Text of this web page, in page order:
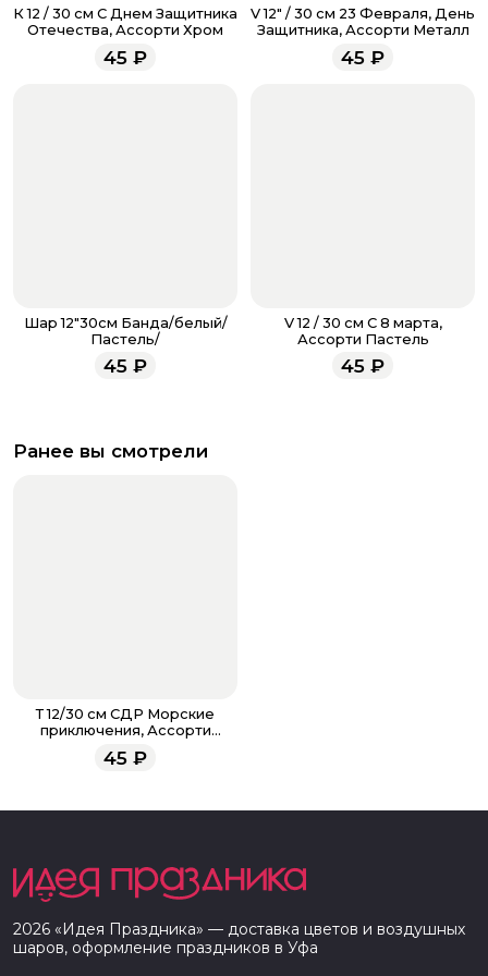
звоните по номеру телефона
8 (927) 936-71-86
или
напишите WhatsApp
+7 937 333-66-53. Наши
менеджеры работают ежедневно с 9.00 до 23.00 и
всегда рады проконсультировать вас.
К 12 / 30 см С Днем Защитника
Отечества, Ассорти Хром
45 ₽
V 12" / 30 см 23 Февраля, День
Защитника, Ассорти Металл
45 ₽
Шар 12"30см Банда/белый/
Пастель/
45 ₽
V 12 / 30 см С 8 марта,
Ассорти Пастель
45 ₽
Ранее вы смотрели
Т 12/30 см СДР Морские
приключения, Ассорти
Пастель 2 ст.
45 ₽
2026 «Идея Праздника» — доставка цветов и воздушных
шаров, оформление праздников в Уфа